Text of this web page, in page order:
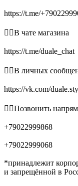
https://t.me/
👉🏻В чате магазина
https://t.me/duale_chat
👉🏻В личных
https://vk.com/
👉🏻Позвонить
+79022999868
+79022999068
*принадлежит
и запрещённой в